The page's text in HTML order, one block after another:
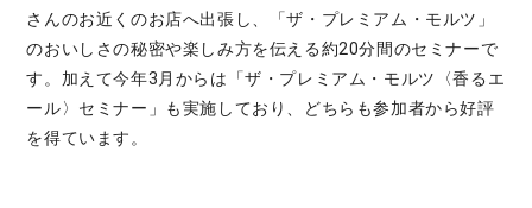
さんのお近くのお店へ出張し、「ザ・プレミアム・モルツ」
のおいしさの秘密や楽しみ方を伝える約20分間のセミナーで
す。加えて今年3月からは「ザ・プレミアム・モルツ〈香るエ
ール〉セミナー」も実施しており、どちらも参加者から好評
を得ています。